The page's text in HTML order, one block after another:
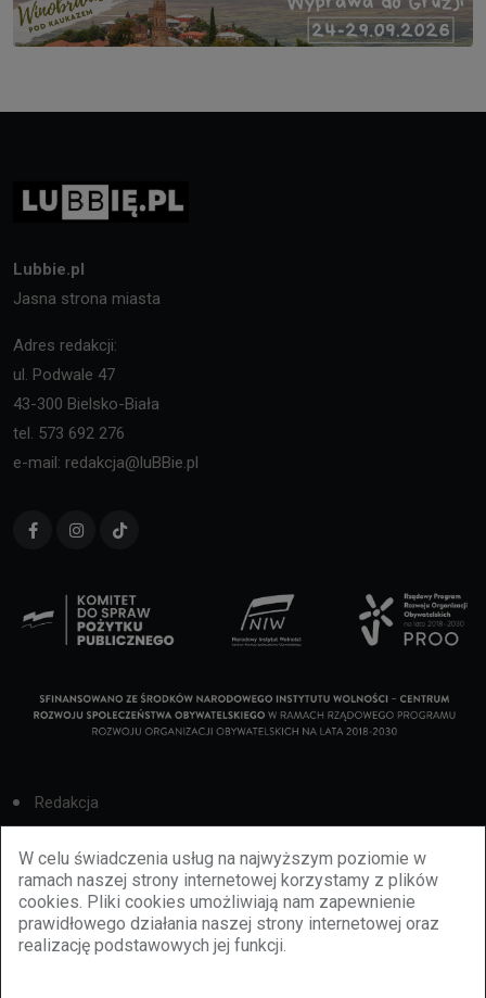
W celu świadczenia usług na najwyższym poziomie w
ramach naszej strony internetowej korzystamy z plików
cookies. Pliki cookies umożliwiają nam zapewnienie
prawidłowego działania naszej strony internetowej oraz
realizację podstawowych jej funkcji.
Lubbie.pl
Jasna strona miasta
Adres redakcji:
ul. Podwale 47
43-300 Bielsko-Biała
tel. 573 692 276
e-mail: redakcja@luBBie.pl
Redakcja
Cookies
Reklama
BBiletomania